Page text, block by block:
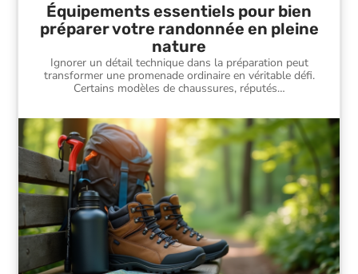
Équipements essentiels pour bien
préparer votre randonnée en pleine
nature
Ignorer un détail technique dans la préparation peut
transformer une promenade ordinaire en véritable défi.
Certains modèles de chaussures, réputés…